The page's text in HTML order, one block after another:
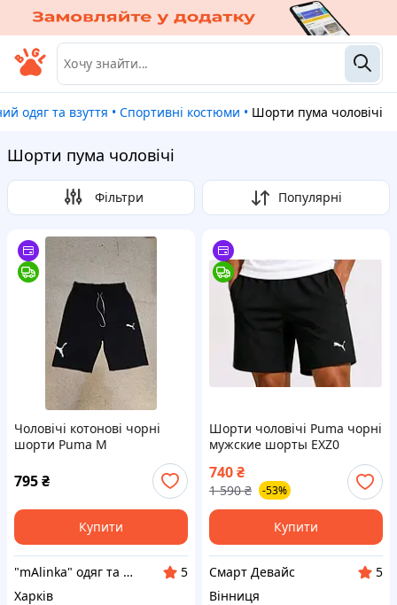
одяг та взуття • Спортивні костюми • Шорти пума чоловічі
Шорти пума чоловічі
Фільтри Популярні
Чоловічі котонові чорні
шорти Puma М
795₴
Купити
"mAlinka" одяг та взуття для всієї родини
5
Харків
Шорти чоловічі Puma чорні
мужские шорты EXZ0
740₴
1 590 ₴ -53%
Купити
Смарт Девайс
5
Вінниця